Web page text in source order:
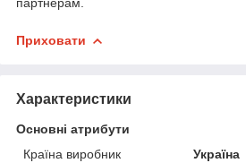
Приховати
Характеристики
Основні атрибути
Країна виробник
Україна